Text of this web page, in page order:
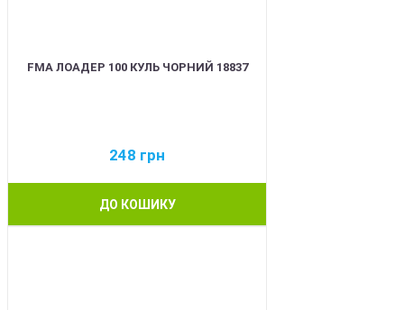
FMA ЛОАДЕР 100 КУЛЬ ЧОРНИЙ 18837
248 грн
ДО КОШИКУ